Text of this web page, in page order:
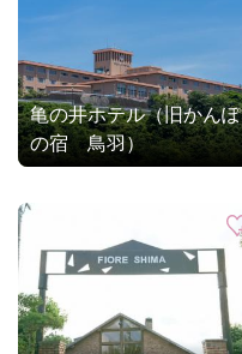
亀の井ホテル（旧かんぽ
の宿 鳥羽）